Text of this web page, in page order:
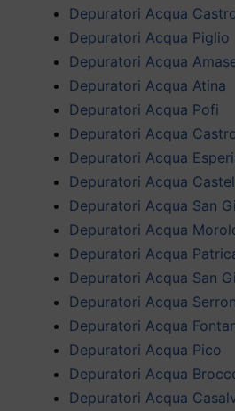
Depuratori Acqua
Depuratori Acqua Piglio
Depuratori Acqua
Depuratori Acqua Atina
Depuratori Acqua Pofi
Depuratori Acqua
Depuratori Acqua
Depuratori Acqua
Depuratori Acqua San
Depuratori Acqua
Depuratori Acqua
Depuratori Acqua San
Depuratori Acqua
Depuratori Acqua
Depuratori Acqua Pico
Depuratori Acqua
Depuratori Acqua